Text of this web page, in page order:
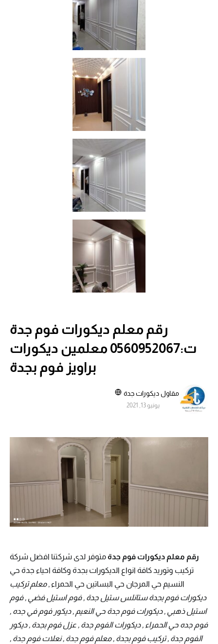
رقم معلم ديكورات فوم جدة
ت:0560952067 معلمين ديكورات
براويز فوم بجدة
مقاول ديكورات جدة
يونيو 13, 2021
رقم معلم ديكورات فوم جدة متوفر لدى شركتنا افضل شركة
تركيب وتوريد كافة انواع الديكورات بجدة وكافة احياء جدة حي
النسيم حي المرجان حي البساتين حي الحمراء ,معلم تركيب
ديكورات فوم بجدة ستانلس ستيل جدة , فوم استيل فضي , فوم
استيل ذهبي , ديكورات فوم جدة حي النعيم , ديكور فوم في جده ,
فوم جده حي الحمراء , ديكورات الفوم جدة , عزل فوم بجدة , ديكور
الفوم جدة , تركيب فوم بجدة , معلم فوم جدة , نعلات فوم جدة ,